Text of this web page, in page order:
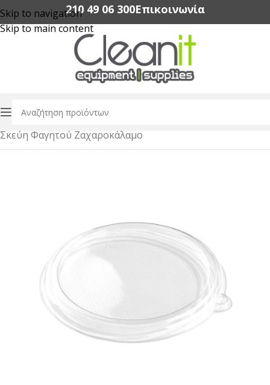
Skip to navigation
Skip to main content
210 49 06 300‬Επικοινωνία
Αρχική σελίδα/Συσκευασία Τροφίμων
Σκεύη Φαγητού Ζαχαροκάλαμο